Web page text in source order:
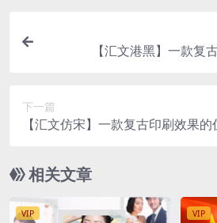
【汇文港黑】一款复
下一篇
【汇文仿宋】一款复古印刷效果
相关文章
VIP VIP